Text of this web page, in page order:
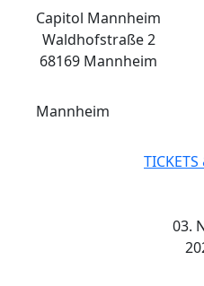
Capitol Mannheim
Waldhofstraße 2
68169 Mannheim
Mannheim
03.